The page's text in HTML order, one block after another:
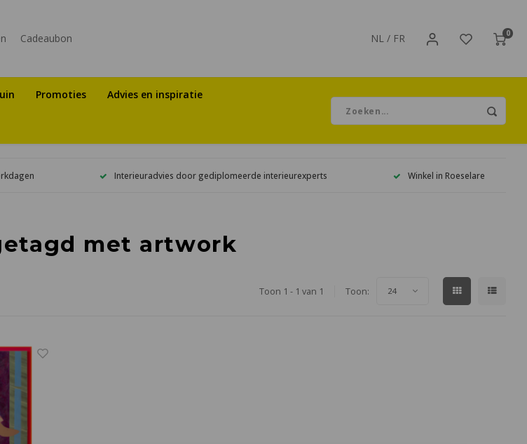
Cadeaubon NL / FR 0
Promoties Advies en inspiratie
Interieuradvies door gediplomeerde interieurexperts Winkel in Roeselare
met artwork
Toon 1 - 1 van 1 Toon: 24